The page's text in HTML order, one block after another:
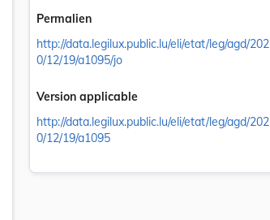
Permalien
http://data.legilux.public.lu/eli/etat/leg/agd/202
0/12/19/a1095/jo
Version applicable
http://data.legilux.public.lu/eli/etat/leg/agd/202
0/12/19/a1095